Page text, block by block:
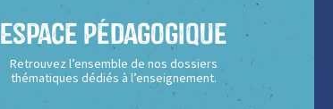
Espace Pédagogique
Retrouvez l’ensemble de nos dossiers
thématiques dédiés à l’enseignement.